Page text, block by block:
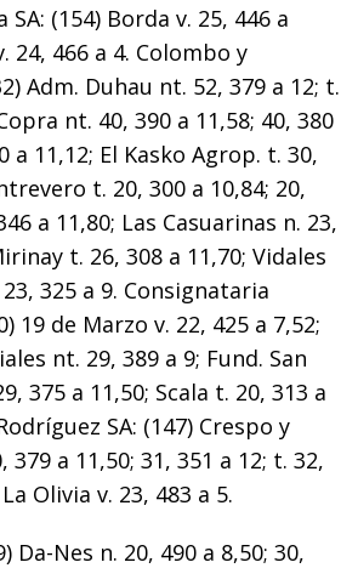
SA: (154) Borda v. 25, 446 a
24, 466 a 4. Colombo y
Adm. Duhau nt. 52, 379 a 12; t.
nt. 40, 390 a 11,58; 40, 380
a 11,12; El Kasko Agrop. t. 30,
t. 20, 300 a 10,84; 20,
a 11,80; Las Casuarinas n. 23,
t. 26, 308 a 11,70; Vidales
325 a 9. Consignataria
19 de Marzo v. 22, 425 a 7,52;
nt. 29, 389 a 9; Fund. San
375 a 11,50; Scala t. 20, 313 a
SA: (147) Crespo y
379 a 11,50; 31, 351 a 12; t. 32,
Olivia v. 23, 483 a 5.
Da-Nes n. 20, 490 a 8,50; 30,